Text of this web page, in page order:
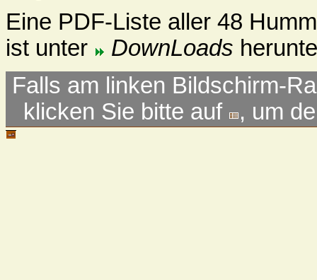
Eine PDF-Liste aller 48
ist unter
DownLoads
Falls am linken Bildschirm-
klicken Sie bitte auf
, um